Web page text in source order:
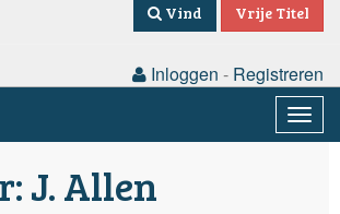
Vind Vrije Titel
Inloggen - Registreren
J. Allen